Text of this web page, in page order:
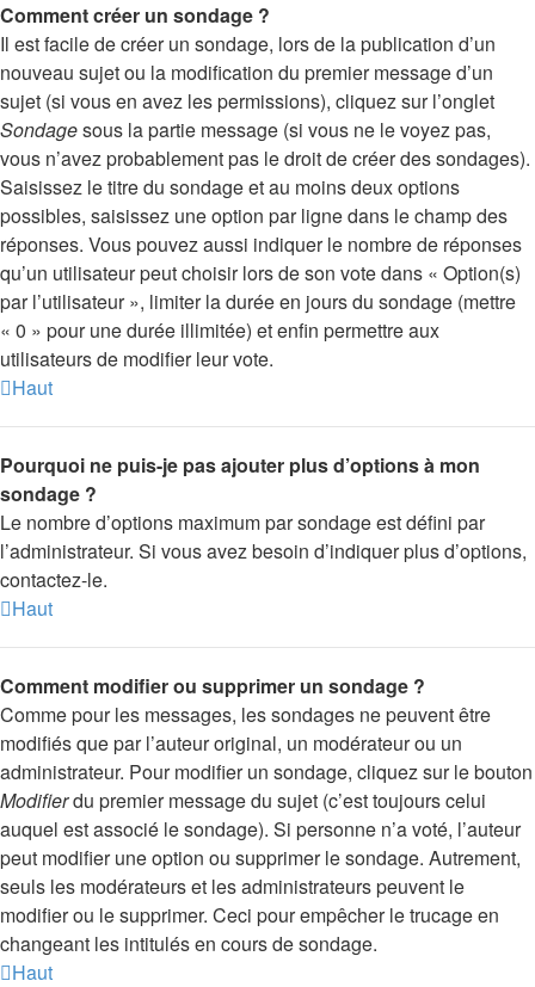
Comment créer un sondage ?
Il est facile de créer un sondage, lors de la publication d’un
nouveau sujet ou la modification du premier message d’un
sujet (si vous en avez les permissions), cliquez sur l’onglet
Sondagesous la partie message (si vous ne le voyez pas,
vous n’avez probablement pas le droit de créer des sondages).
Saisissez le titre du sondage et au moins deux options
possibles, saisissez une option par ligne dans le champ des
réponses. Vous pouvez aussi indiquer le nombre de réponses
qu’un utilisateur peut choisir lors de son vote dans « Option(s)
par l’utilisateur », limiter la durée en jours du sondage (mettre
« 0 » pour une durée illimitée) et enfin permettre aux
utilisateurs de modifier leur vote.
Haut
Pourquoi ne puis-je pas ajouter plus d’options à mon
sondage ?
Le nombre d’options maximum par sondage est défini par
l’administrateur. Si vous avez besoin d’indiquer plus d’options,
contactez-le.
Haut
Comment modifier ou supprimer un sondage ?
Comme pour les messages, les sondages ne peuvent être
modifiés que par l’auteur original, un modérateur ou un
administrateur. Pour modifier un sondage, cliquez sur le bouton
Modifierdu premier message du sujet (c’est toujours celui
auquel est associé le sondage). Si personne n’a voté, l’auteur
peut modifier une option ou supprimer le sondage. Autrement,
seuls les modérateurs et les administrateurs peuvent le
modifier ou le supprimer. Ceci pour empêcher le trucage en
changeant les intitulés en cours de sondage.
Haut